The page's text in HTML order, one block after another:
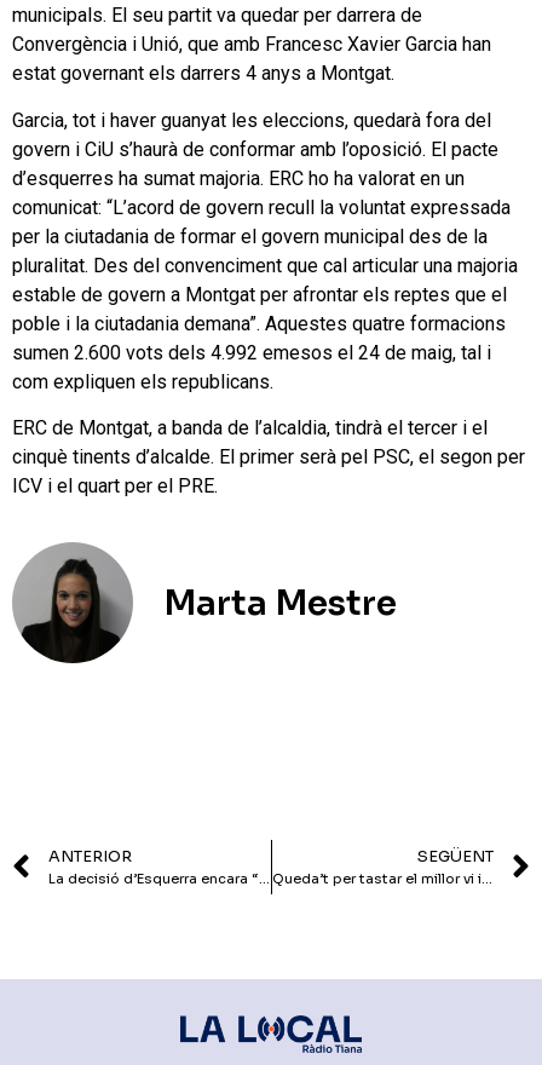
municipals. El seu partit va quedar per darrera de
Convergència i Unió, que amb Francesc Xavier Garcia han
estat governant els darrers 4 anys a Montgat.
Garcia, tot i haver guanyat les eleccions, quedarà fora del
govern i CiU s’haurà de conformar amb l’oposició. El pacte
d’esquerres ha sumat majoria. ERC ho ha valorat en un
comunicat: “L’acord de govern recull la voluntat expressada
per la ciutadania de formar el govern municipal des de la
pluralitat. Des del convenciment que cal articular una majoria
estable de govern a Montgat per afrontar els reptes que el
poble i la ciutadania demana”. Aquestes quatre formacions
sumen 2.600 vots dels 4.992 emesos el 24 de maig, tal i
com expliquen els republicans.
ERC de Montgat, a banda de l’alcaldia, tindrà el tercer i el
cinquè tinents d’alcalde. El primer serà pel PSC, el segon per
ICV i el quart per el PRE.
Marta Mestre
ANTERIOR
La decisió d’Esquerra encara “no està clara”
SEGÜENT
Queda’t per tastar el millor vi i menjar i viure la Festa Major Petita